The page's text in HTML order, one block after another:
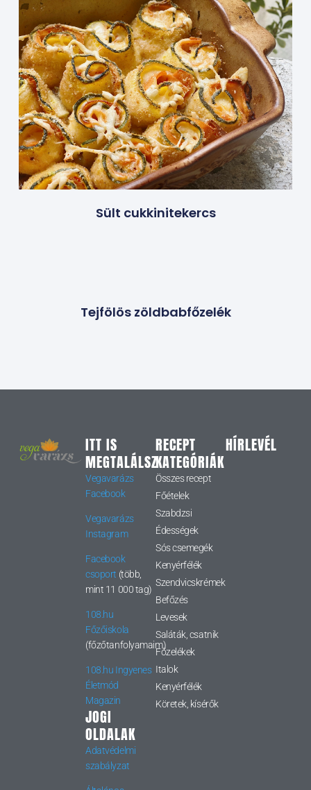
Sült cukkinitekercs
Tejfölös zöldbabfőzelék
ITT IS
MEGTALÁLSZ
Vegavarázs
Facebook
Vegavarázs
Instagram
Facebook
csoport (több,
mint 11 000 tag)
108.hu
Főzőiskola
(főzőtanfolyamaim)
108.hu Ingyenes
Életmód
Magazin
JOGI
OLDALAK
Adatvédelmi
szabályzat
RECEPT
KATEGÓRIÁK
Összes recept
Főételek
Szabdzsi
Édességek
Sós csemegék
Kenyérfélék
Szendvicskrémek
Befőzés
Levesek
Saláták, csatnik
Főzelékek
Italok
Kenyérfélék
Köretek, kísérők
HÍRLEVÉL